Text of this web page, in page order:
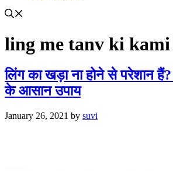
ling me tanv ki kami
लिंग का खड़ा ना होने से परेशान
के आसान उपाय
January 26, 2021 by suvi